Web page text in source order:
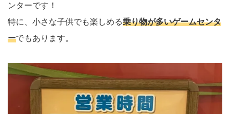
ンターです！
特に、小さな子供でも楽しめる乗り物が多いゲームセンタ
ーでもあります。